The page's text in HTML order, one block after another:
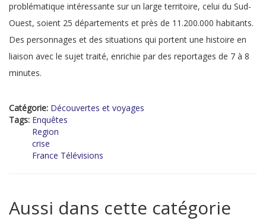
problématique intéressante sur un large territoire, celui du Sud-
Ouest, soient 25 départements et près de 11.200.000 habitants.
Des personnages et des situations qui portent une histoire en
liaison avec le sujet traité, enrichie par des reportages de 7 à 8
minutes.
Catégorie: Découvertes et voyages
Tags: Enquêtes
Region
crise
France Télévisions
Aussi dans cette catégorie